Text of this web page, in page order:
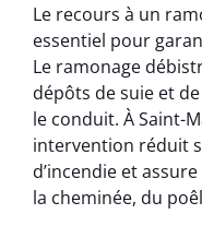
Le recours à un
essentiel pour
Le ramonage
dépôts de suie et
le conduit. À Saint-
intervention réduit
d’incendie et
la cheminée, du